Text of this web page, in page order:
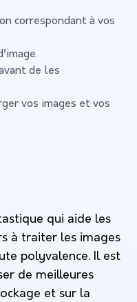
correspondant à vos
de les
vos images et vos
qui aide les
à traiter les images
polyvalence. Il est
de meilleures
et sur la